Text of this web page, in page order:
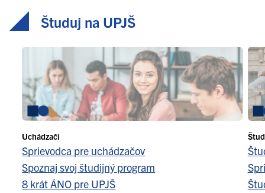
Študuj na UPJŠ
Uchádzači
Sprievodca pre uchádzačov
Spoznaj svoj študijný program
8 krát ÁNO pre UPJŠ